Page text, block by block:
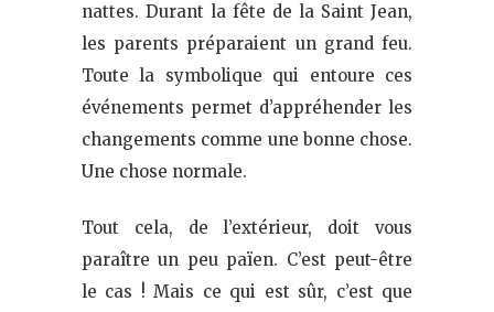
nattes. Durant la fête de la Saint Jean,
les parents préparaient un grand feu.
Toute la symbolique qui entoure ces
événements permet d’appréhender les
changements comme une bonne chose.
Une chose normale.
Tout cela, de l’extérieur, doit vous
paraître un peu païen. C’est peut-être
le cas ! Mais ce qui est sûr, c’est que